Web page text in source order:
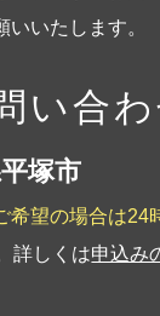
いいたします。
い合
塚市
希望の場合は24
詳しくは申込み